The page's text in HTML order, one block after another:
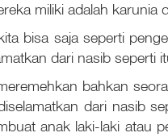
miliki adalah karunia
bisa saja seperti
dari nasib seperti
bahkan
dari nasib
anak laki-laki atau